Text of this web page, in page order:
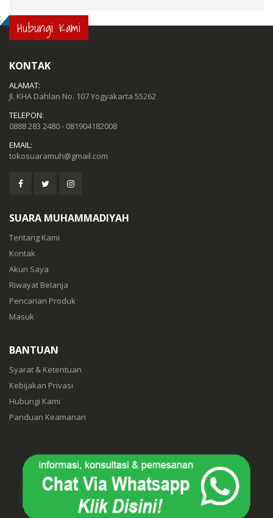
; Hubungi Kami
KONTAK
ALAMAT:
Jl. KHA Dahlan No. 107 Yogyakarta 55262
TELEPON:
0888 283 2480 - 081904182008
EMAIL:
tokosuaramuh@gmail.com
SUARA MUHAMMADIYAH
Tentang Kami
Kontak
Akun Saya
Riwayat Belanja
Pencarian Produk
Masuk
BANTUAN
Syarat & Ketentuan
Kebijakan Privasi
Hubungi Kami
Panduan Keamanan